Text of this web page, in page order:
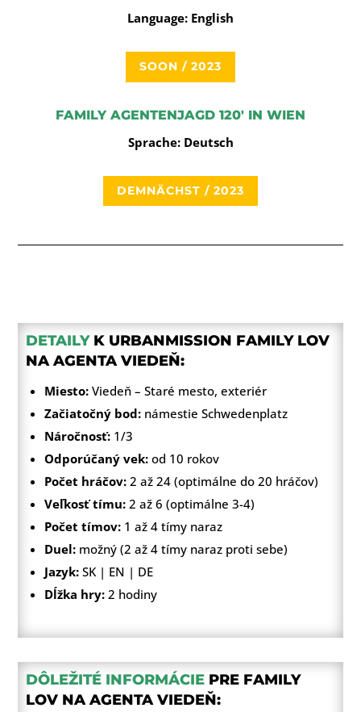
Language: English
SOON / 2023
FAMILY AGENTENJAGD 120′ IN WIEN
Sprache: Deutsch
DEMNÄCHST / 2023
DETAILYK URBANMISSION FAMILY LOV
NA AGENTA VIEDEŇ:
Miesto:Viedeň – Staré mesto, exteriér
Začiatočný bod: námestie Schwedenplatz
Náročnosť: 1/3
Odporúčaný vek: od 10 rokov
Počet hráčov: 2 až 24 (optimálne do 20 hráčov)
Veľkosť tímu: 2 až 6 (optimálne 3-4)
Počet tímov: 1 až 4 tímy naraz
Duel: možný (2 až 4 tímy naraz proti sebe)
Jazyk: SK | EN | DE
Dĺžka hry: 2 hodiny
DÔLEŽITÉ INFORMÁCIE PRE FAMILY
LOV NA AGENTA VIEDEŇ: